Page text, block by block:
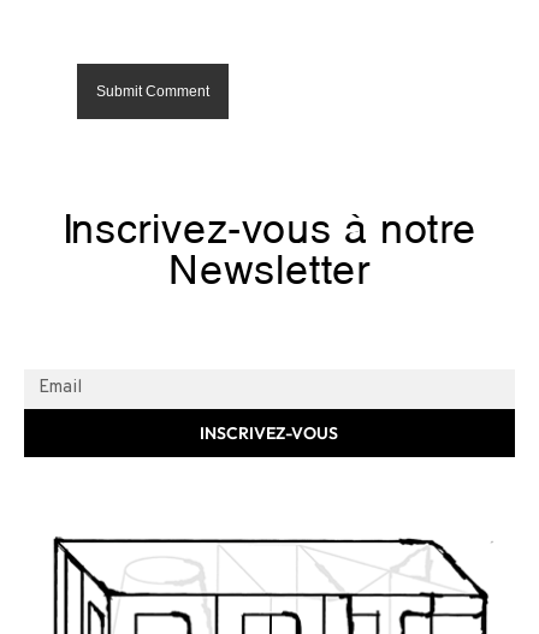
Inscrivez-vous à notre
Newsletter
INSCRIVEZ-VOUS